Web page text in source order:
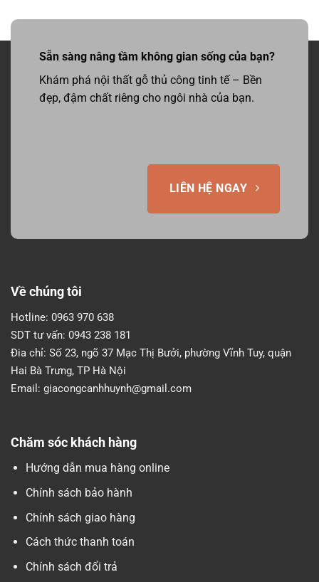
Sẵn sàng nâng tầm không gian sống của bạn?
Khám phá nội thất gỗ thủ công tinh tế – Bền
đẹp, đậm chất riêng cho ngôi nhà của bạn.
LIÊN HỆ NGAY
Về chúng tôi
Hotline: 0963 970 638
SDT tư vấn: 0943 238 181
Đia chỉ: Số 23, ngõ 37 Mạc Thị Bưởi, phường Vĩnh Tuy, quận
Hai Bà Trưng, TP Hà Nội
Email: giacongcanhhuynh@gmail.com
Chăm sóc khách hàng
Hướng dẫn mua hàng online
Chính sách bảo hành
Chính sách giao hàng
Cách thức thanh toán
Chính sách đổi trả